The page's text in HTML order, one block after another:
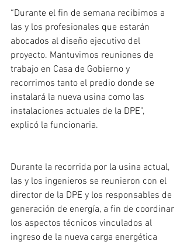
“Durante el fin de semana recibimos a
las y los profesionales que estarán
abocados al diseño ejecutivo del
proyecto. Mantuvimos reuniones de
trabajo en Casa de Gobierno y
recorrimos tanto el predio donde se
instalará la nueva usina como las
instalaciones actuales de la DPE”,
explicó la funcionaria.
Durante la recorrida por la usina actual,
las y los ingenieros se reunieron con el
director de la DPE y los responsables de
generación de energía, a fin de coordinar
los aspectos técnicos vinculados al
ingreso de la nueva carga energética